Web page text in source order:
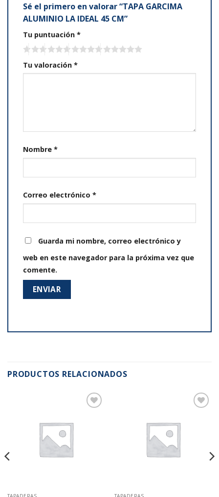
Sé el primero en valorar “TAPA GARCIMA
ALUMINIO LA IDEAL 45 CM”
Tu puntuación *
Tu valoración *
Nombre *
Correo electrónico *
Guarda mi nombre, correo electrónico y
web en este navegador para la próxima vez que
comente.
PRODUCTOS RELACIONADOS